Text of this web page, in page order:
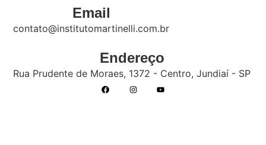
Email
contato@institutomartinelli.com.br
Endereço
Rua Prudente de Moraes, 1372 - Centro, Jundiaí - SP